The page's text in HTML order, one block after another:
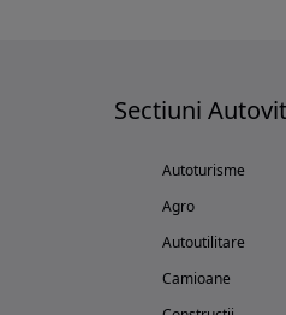
Sectiuni
Autoturisme
Agro
Autoutilitare
Camioane